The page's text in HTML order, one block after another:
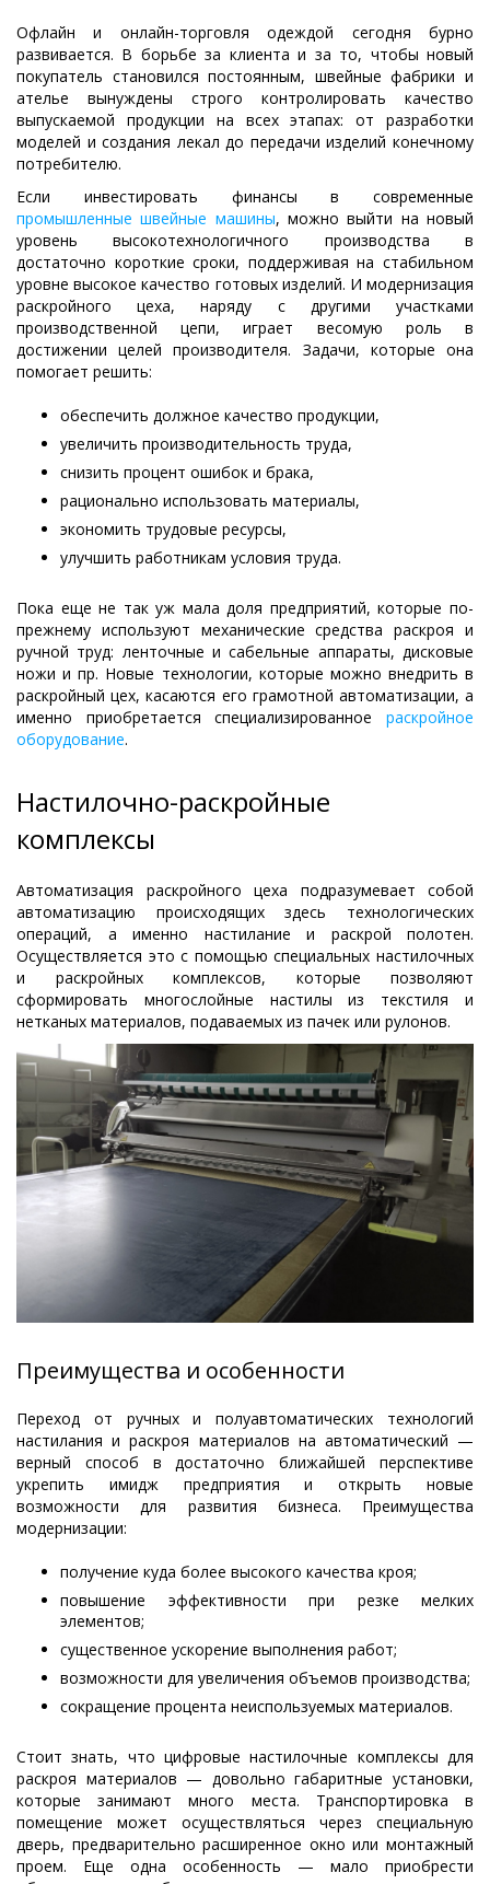
Офлайн и онлайн-торговля одеждой сегодня бурно
развивается. В борьбе за клиента и за то, чтобы новый
покупатель становился постоянным, швейные фабрики и
ателье вынуждены строго контролировать качество
выпускаемой продукции на всех этапах: от разработки
моделей и создания лекал до передачи изделий конечному
потребителю.
Если инвестировать финансы в современные
промышленные швейные машины, можно выйти на новый
уровень высокотехнологичного производства в
достаточно короткие сроки, поддерживая на стабильном
уровне высокое качество готовых изделий. И модернизация
раскройного цеха, наряду с другими участками
производственной цепи, играет весомую роль в
достижении целей производителя. Задачи, которые она
помогает решить:
обеспечить должное качество продукции,
увеличить производительность труда,
снизить процент ошибок и брака,
рационально использовать материалы,
экономить трудовые ресурсы,
улучшить работникам условия труда.
Пока еще не так уж мала доля предприятий, которые по-
прежнему используют механические средства раскроя и
ручной труд: ленточные и сабельные аппараты, дисковые
ножи и пр. Новые технологии, которые можно внедрить в
раскройный цех, касаются его грамотной автоматизации, а
именно приобретается специализированное раскройное
оборудование.
Настилочно-раскройные
комплексы
Автоматизация раскройного цеха подразумевает собой
автоматизацию происходящих здесь технологических
операций, а именно настилание и раскрой полотен.
Осуществляется это с помощью специальных настилочных
и раскройных комплексов, которые позволяют
сформировать многослойные настилы из текстиля и
нетканых материалов, подаваемых из пачек или рулонов.
Преимущества и особенности
Переход от ручных и полуавтоматических технологий
настилания и раскроя материалов на автоматический —
верный способ в достаточно ближайшей перспективе
укрепить имидж предприятия и открыть новые
возможности для развития бизнеса. Преимущества
модернизации:
получение куда более высокого качества кроя;
повышение эффективности при резке мелких
элементов;
существенное ускорение выполнения работ;
возможности для увеличения объемов производства;
сокращение процента неиспользуемых материалов.
Стоит знать, что цифровые настилочные комплексы для
раскроя материалов — довольно габаритные установки,
которые занимают много места. Транспортировка в
помещение может осуществляться через специальную
дверь, предварительно расширенное окно или монтажный
проем. Еще одна особенность — мало приобрести